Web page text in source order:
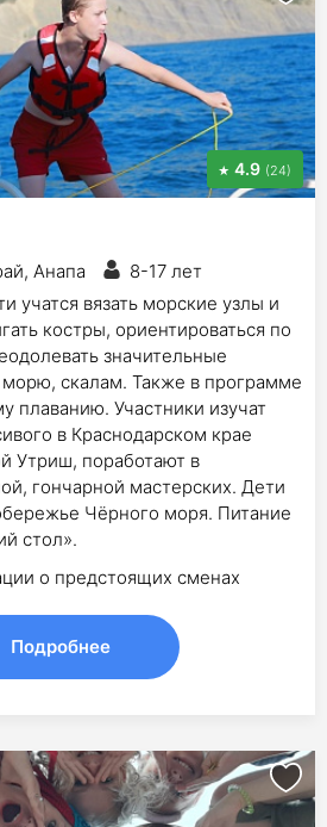
4.9 (24)
Анапа
8-17 лет
учатся вязать морские узлы и
костры, ориентироваться по
значительные
скалам. Также в программе
плаванию. Участники изучат
в Краснодарском крае
Утриш, поработают в
гончарной мастерских. Дети
Чёрного моря. Питание
стол».
о предстоящих сменах
Подробнее